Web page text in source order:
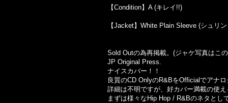
【Condition】A (キレイ!!)
【Jacket】White Plain Sleeve (シュリ
Sold Outの為再掲載。(ジャケ写真はこ
JP Original Press.
ナイスカバー！！
良質のCD OnlyのR&BをOfficialでアナ
詳細は不明ですが、好カバー満載の使え
まずは様々なHip Hop / R&Bのネタとし